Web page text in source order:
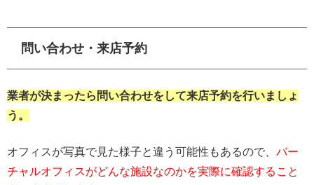
問い合わせ・来店予約
業者が決まったら問い合わせをして来店予約を行いましょ
う。
オフィスが写真で見た様子と違う可能性もあるので、 バー
チャルオフィスがどんな施設なのかを実際に確認すること